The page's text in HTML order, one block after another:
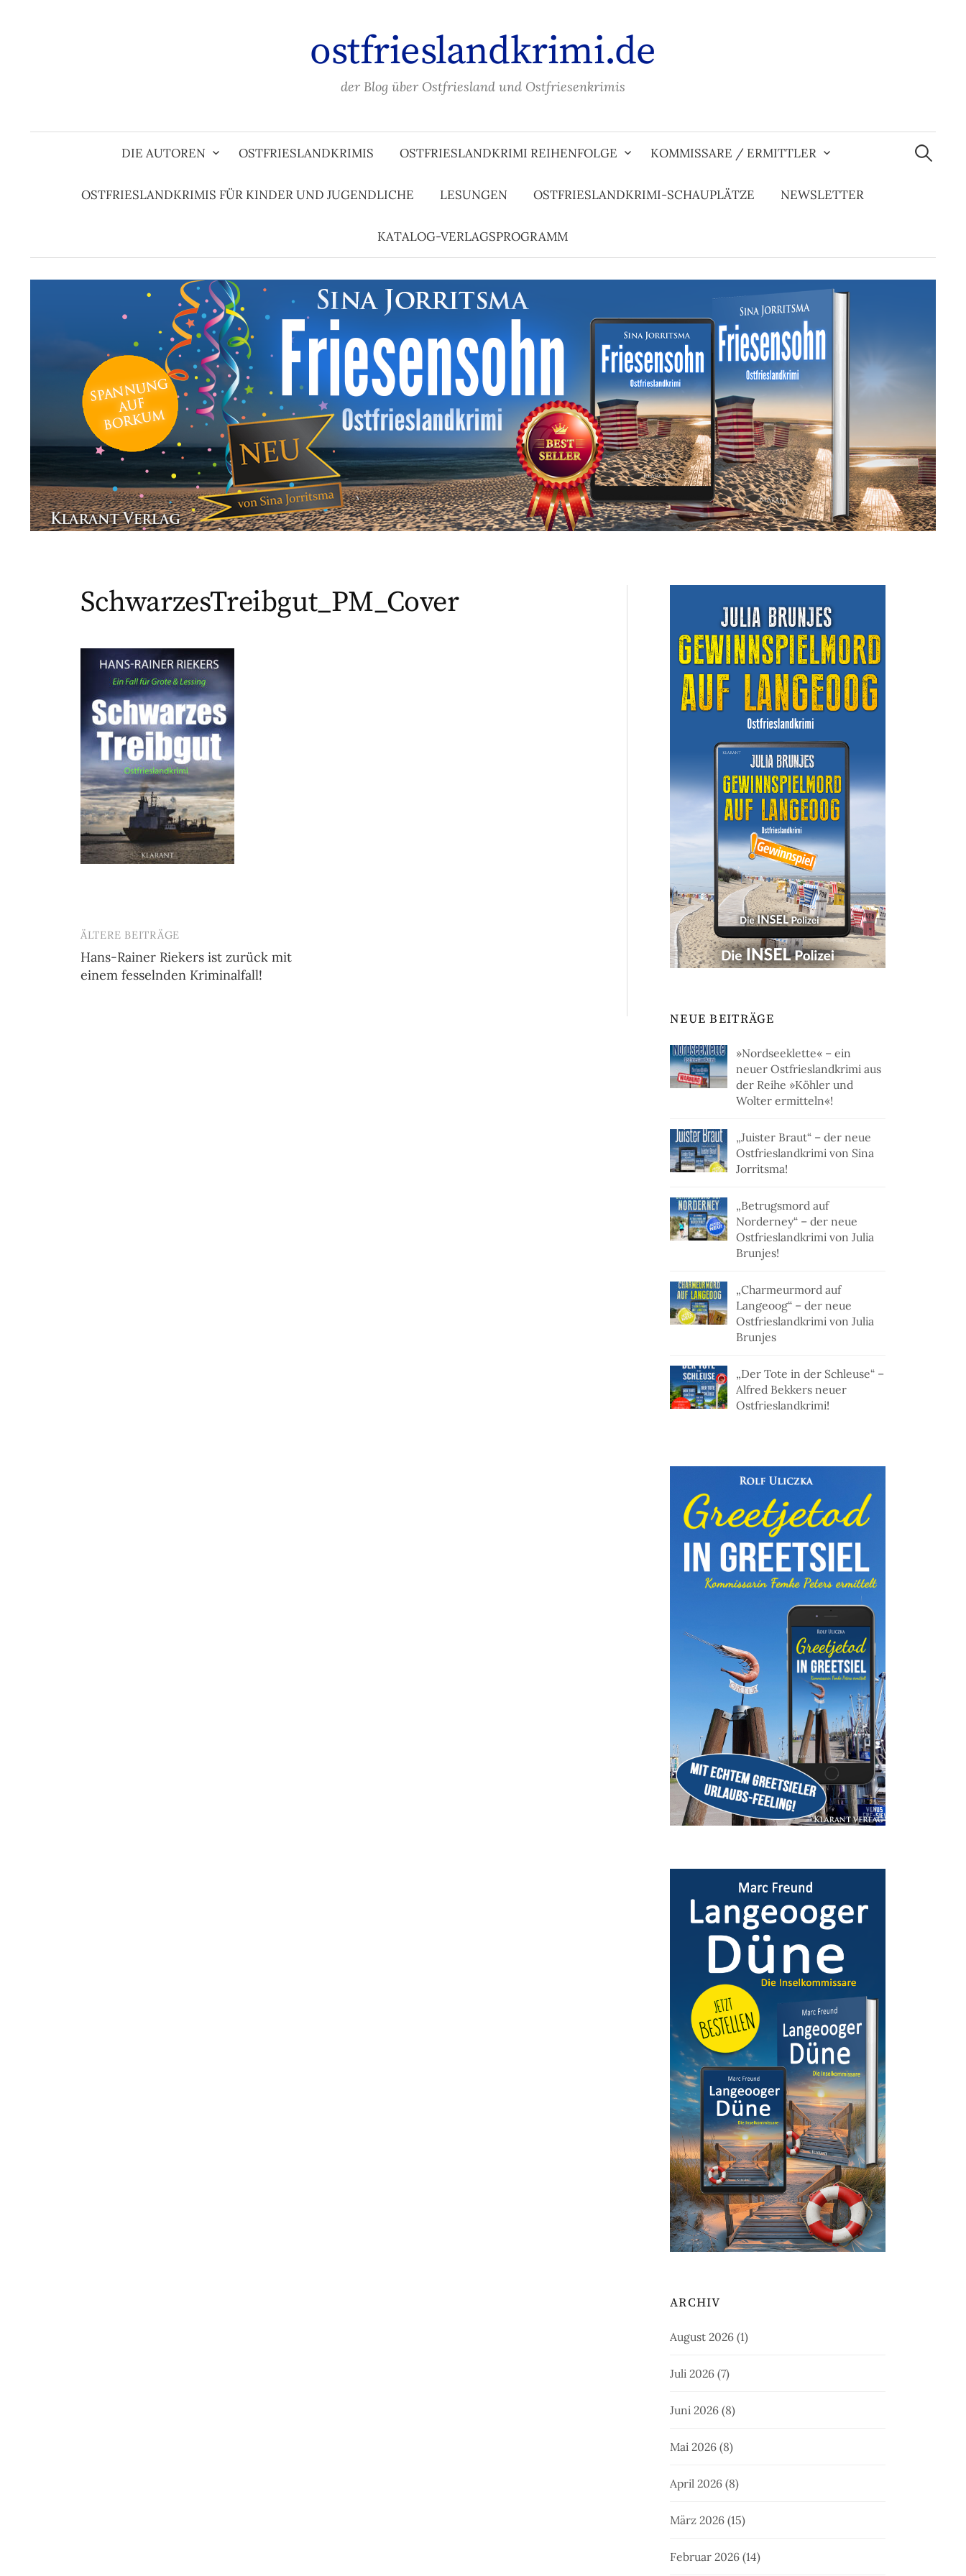
ostfrieslandkrimi.de
der Blog über Ostfriesland und Ostfriesenkrimis
DIE AUTOREN OSTFRIESLANDKRIMIS OSTFRIESLANDKRIMI REIHENFOLGE KOMMISSARE / ERMITTLER
OSTFRIESLANDKRIMIS FÜR KINDER UND JUGENDLICHE LESUNGEN OSTFRIESLANDKRIMI-SCHAUPLÄTZE NEWSLETTER
KATALOG-VERLAGSPROGRAMM
Suchen
nach:
SchwarzesTreibgut_PM_Cover
Beitragsnavigation
ÄLTERE BEITRÄGE
Hans-Rainer Riekers ist zurück mit
einem fesselnden Kriminalfall!
NEUE BEITRÄGE
»Nordseeklette« – ein
neuer Ostfrieslandkrimi aus
der Reihe »Köhler und
Wolter ermitteln«!
„Juister Braut“ – der neue
Ostfrieslandkrimi von Sina
Jorritsma!
„Betrugsmord auf
Norderney“ – der neue
Ostfrieslandkrimi von Julia
Brunjes!
„Charmeurmord auf
Langeoog“ – der neue
Ostfrieslandkrimi von Julia
Brunjes
„Der Tote in der Schleuse“ –
Alfred Bekkers neuer
Ostfrieslandkrimi!
ARCHIV
August 2026 (1)
Juli 2026 (7)
Juni 2026 (8)
Mai 2026 (8)
April 2026 (8)
März 2026 (15)
Februar 2026 (14)